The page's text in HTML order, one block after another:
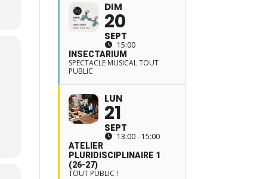
DIM
20
SEPT
15:00
INSECTARIUM
SPECTACLE MUSICAL TOUT
PUBLIC
LUN
21
SEPT
13:00 - 15:00
ATELIER
PLURIDISCIPLINAIRE 1
(26-27)
TOUT PUBLIC !